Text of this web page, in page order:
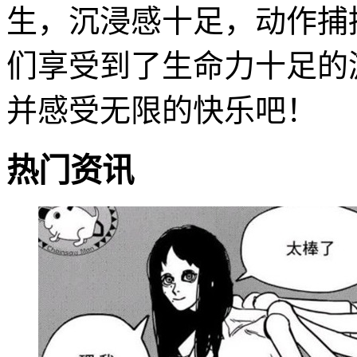
生，沉浸感十足，动作
们享受到了生命力十足
并感受无限的快乐吧！
热门资讯